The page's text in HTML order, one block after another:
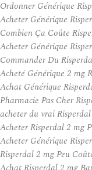
Ordonner Générique
Acheter Générique
Combien Ça Coûte
Acheter Générique
Commander Du
Acheté Générique 2 mg
Achat Générique
Pharmacie Pas Cher
acheter du vrai
Acheter Risperdal 2 mg
Acheter Générique
Risperdal 2 mg Peu